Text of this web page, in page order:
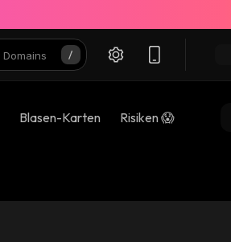
Blasen-Karten Risiken 😱